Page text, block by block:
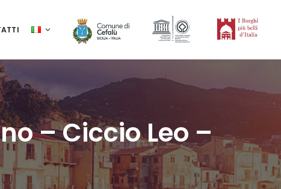
– Ciccio Leo –